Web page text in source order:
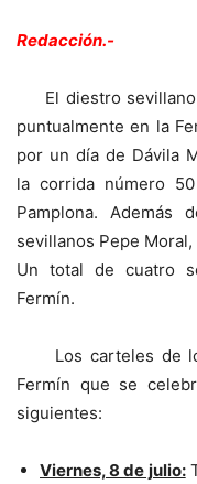
Redacción.-
El diestro
puntualmente en la
por un día de Dávila
la corrida número
Pamplona. Además
sevillanos Pepe
Un total de cuatro
Fermín.
Los carteles de
Fermín que se
siguientes:
Viernes, 8 de julio: